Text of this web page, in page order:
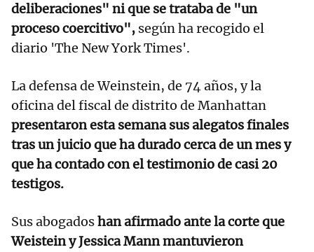
deliberaciones" ni que se trataba de "un
proceso coercitivo", según ha recogido el
diario 'The New York Times'.
La defensa de Weinstein, de 74 años, y la
oficina del fiscal de distrito de Manhattan
presentaron esta semana sus alegatos finales
tras un juicio que ha durado cerca de un mes y
que ha contado con el testimonio de casi 20
testigos.
Sus abogadoshan afirmado ante la corte que
Weistein y Jessica Mann mantuvieron